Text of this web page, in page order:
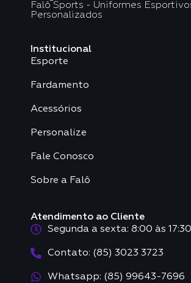
Falô Sports - Uniformes
Personalizados
Institucional
Esporte
Fardamento
Acessórios
Personalize
Fale Conosco
Sobre a Falô
Atendimento ao Cliente
Segunda a sexta: 8:00 às
Contato: (85) 3023 3723
Whatsapp: (85) 99643-7696